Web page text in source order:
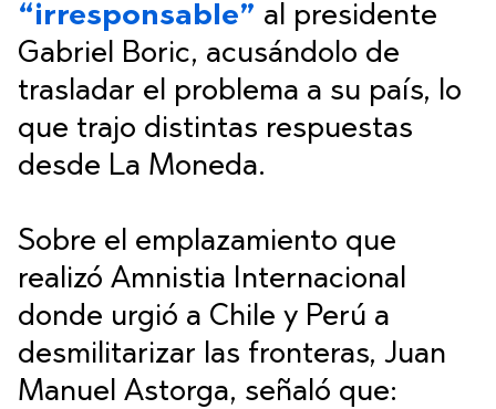
“irresponsable” al presidente
Gabriel Boric, acusándolo de
trasladar el problema a su país, lo
que trajo distintas respuestas
desde La Moneda.
Sobre el emplazamiento que
realizó Amnistia Internacional
donde urgió a Chile y Perú a
desmilitarizar las fronteras, Juan
Manuel Astorga, señaló que: